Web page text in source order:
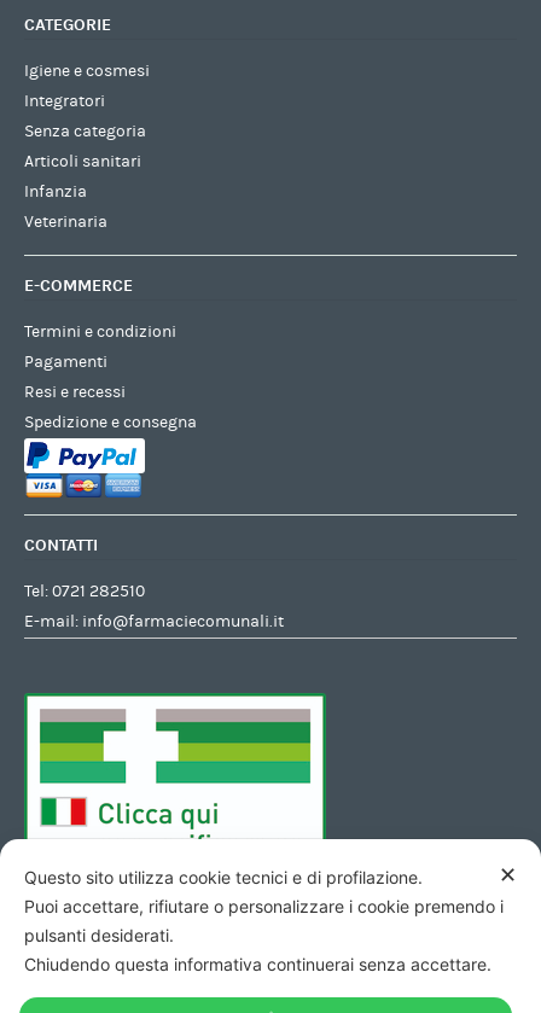
CATEGORIE
Igiene e cosmesi
Integratori
Senza categoria
Articoli sanitari
Infanzia
Veterinaria
E-COMMERCE
Termini e condizioni
Pagamenti
Resi e recessi
Spedizione e consegna
CONTATTI
Tel:0721 282510
E-mail: info@farmaciecomunali.it
✕
Questo sito utilizza cookie tecnici e di profilazione.
Puoi accettare, rifiutare o personalizzare i cookie premendo i
pulsanti desiderati.
Chiudendo questa informativa continuerai senza accettare.